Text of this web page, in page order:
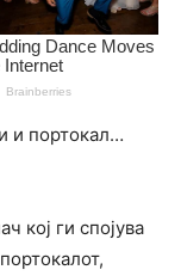
и портокал…
кој ги спојува